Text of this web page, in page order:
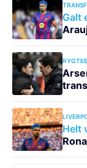
Galt
Helt